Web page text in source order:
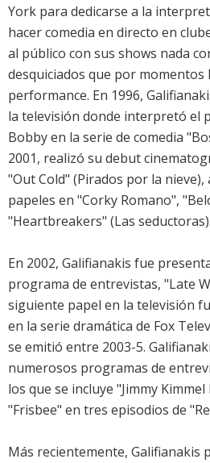
York para dedicarse a la
hacer comedia en directo en
al público con sus shows nada
desquiciados que por momentos
performance. En 1996,
la televisión donde interpretó el
Bobby en la serie de comedia
2001, realizó su debut
"Out Cold" (Pirados por la
papeles en "Corky Romano",
"Heartbreakers" (Las seductoras).
En 2002, Galifianakis fue
programa de entrevistas, "Late
siguiente papel en la televisión
en la serie dramática de Fox
se emitió entre 2003-5.
numerosos programas de
los que se incluye "Jimmy
"Frisbee" en tres episodios de
Más recientemente, Galifianakis